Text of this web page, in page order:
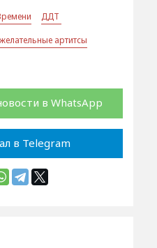
ДДТ
артитсы
в WhatsApp
в Telegram